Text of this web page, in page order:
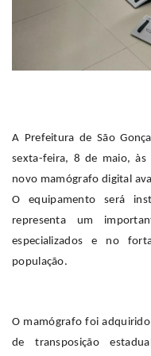
A Prefeitura de São
sexta-feira, 8 de maio,
novo mamógrafo digital
O equipamento será
representa um
especializados e no
população.
O mamógrafo foi
de transposição